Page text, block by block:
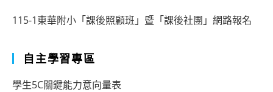
115-1東華附小「課後照顧班」暨「課後社團」網路報名
自主學習專區
學生5C關鍵能力意向量表